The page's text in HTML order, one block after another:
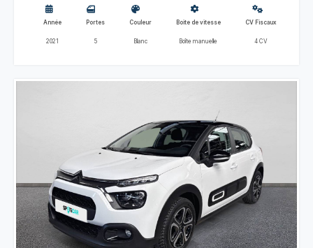
Année
2021
Portes
5
Couleur
Blanc
Boite de vitesse
Boîte manuelle
CV Fiscaux
4 CV